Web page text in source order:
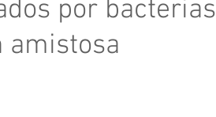
por
amistosa